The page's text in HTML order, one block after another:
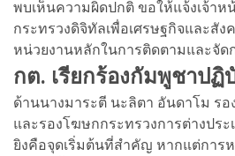
พบเห็นความผิดปกติ ขอให้แจ้งเจ้าห
กระทรวงดิจิทัลเพื่อเศรษฐกิจและสั
หน่วยงานหลักในการติดตามและจัด
กต. เรียกร้องกัมพูชาป
ด้านนางมาระตี นะลิตา อันดาโม ร
และรองโฆษกกระทรวงการต่างปร
ยิงคือจุดเริ่มต้นที่สำคัญ หากแต่การ